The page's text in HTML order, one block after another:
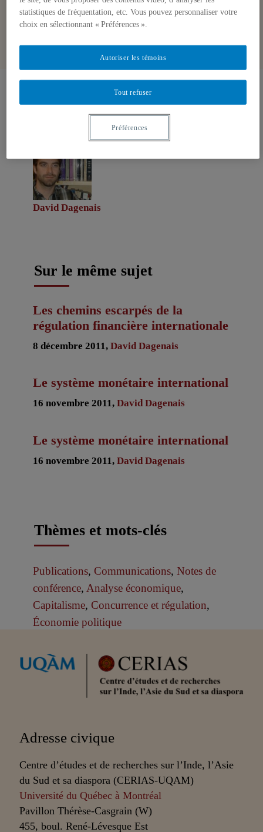
Auteurs-trices
David Dagenais
Sur le même sujet
Les chemins escarpés de la
régulation financière internationale
8 décembre 2011, David Dagenais
Le système monétaire international
16 novembre 2011, David Dagenais
Le système monétaire international
16 novembre 2011, David Dagenais
Thèmes et mots-clés
Publications, Communications, Notes de
conférence, Analyse économique,
Capitalisme, Concurrence et régulation,
Économie politique
Partenaires
Adresse civique
Centre d’études et de recherches sur l’Inde, l’Asie
du Sud et sa diaspora (CERIAS-UQAM)
Université du Québec à Montréal
Pavillon Thérèse-Casgrain (W)
455, boul. René-Lévesque Est
statistiques de fréquentation, etc. Vous pouvez personnaliser votre
choix en sélectionnant « Préférences ».
Tout refuser
Autoriser les témoins
Préférences